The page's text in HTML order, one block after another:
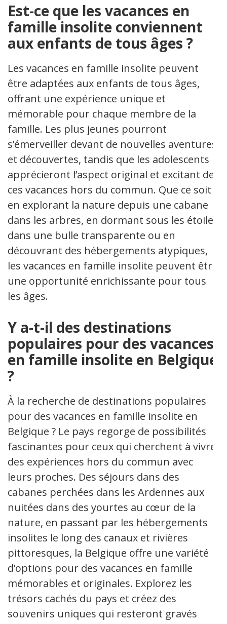
Est-ce que les vacances en
famille insolite conviennent
aux enfants de tous âges ?
Les vacances en famille insolite peuvent
être adaptées aux enfants de tous âges,
offrant une expérience unique et
mémorable pour chaque membre de la
famille. Les plus jeunes pourront
s’émerveiller devant de nouvelles aventures
et découvertes, tandis que les adolescents
apprécieront l’aspect original et excitant de
ces vacances hors du commun. Que ce soit
en explorant la nature depuis une cabane
dans les arbres, en dormant sous les étoiles
dans une bulle transparente ou en
découvrant des hébergements atypiques,
les vacances en famille insolite peuvent être
une opportunité enrichissante pour tous
les âges.
Y a-t-il des destinations
populaires pour des vacances
en famille insolite en Belgique
?
À la recherche de destinations populaires
pour des vacances en famille insolite en
Belgique ? Le pays regorge de possibilités
fascinantes pour ceux qui cherchent à vivre
des expériences hors du commun avec
leurs proches. Des séjours dans des
cabanes perchées dans les Ardennes aux
nuitées dans des yourtes au cœur de la
nature, en passant par les hébergements
insolites le long des canaux et rivières
pittoresques, la Belgique offre une variété
d’options pour des vacances en famille
mémorables et originales. Explorez les
trésors cachés du pays et créez des
souvenirs uniques qui resteront gravés